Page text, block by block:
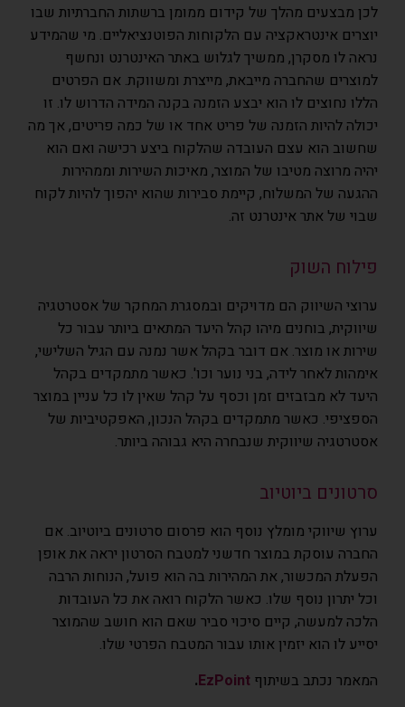
לכן מבצעים מהלך של קידום ממומן ברשתות החברתיות שבו
יוצרים אינטראקציה עם הלקוחות הפוטנציאליים. מי שהמידע
נראה לו מסקרן, ממשיך לגלוש באתר האינטרנט ונחשף
למוצרים שהחברה מייבאת, מייצרת ומשווקת. אם הפרטים
הללו נחוצים לו הוא יבצע הזמנה בקנה המידה הדרוש לו. זו
יכולה להיות הזמנה של פריט אחד או של כמה פריטים, אך מה
שחשוב הוא עצם העובדה שהלקוח ביצע רכישה ואם הוא
יהיה מרוצה מטיבו של המוצר, מאיכות השירות וממהירות
ההגעה של המשלוח, קיימת סבירות שהוא יהפוך להיות לקוח
שבוי של אתר אינטרנט זה.
פילוח השוק
ערוצי השיווק הם מדויקים ובמסגרת המחקר של אסטרטגיה
שיווקית, בוחנים מיהו קהל היעד המתאים ביותר עבור כל
שירות או מוצר. אם דובר בקהל אשר נמנה עם הגיל השלישי,
אימהות לאחר לידה, בני נוער וכו'. כאשר מתמקדים בקהל
היעד לא מבזבזים זמן וכסף על קהל שאין לו כל עניין במוצר
הספציפי. כאשר מתמקדים בקהל הנכון, האפקטיביות של
אסטרטגיה שיווקית שנבחרה היא גבוהה ביותר.
סרטונים ביוטיוב
ערוץ שיווקי מומלץ נוסף הוא פרסום סרטונים ביוטיוב. אם
החברה עוסקת במוצר חדשני למטבח הסרטון יראה את אופן
הפעלת המכשור, את המהירות בה הוא פועל, הנוחות הרבה
וכל יתרון נוסף שלו. כאשר הלקוח רואה את כל העובדות
הלכה למעשה, קיים סיכוי סביר שאם הוא חושב שהמוצר
יסייע לו הוא יזמין אותו עבור המטבח הפרטי שלו.
המאמר נכתב בשיתוף EzPoint
.